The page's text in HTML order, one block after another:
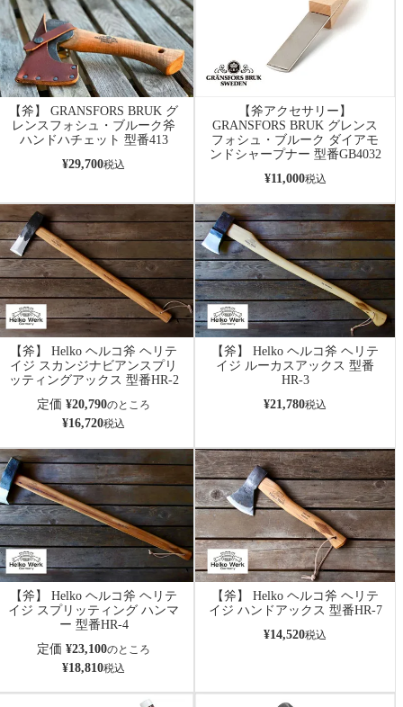
【斧】 GRANSFORS BRUK グ
レンスフォシュ・ブルーク斧
ハンドハチェット 型番413
¥29,700税込
【斧アクセサリー】
GRANSFORS BRUK グレンス
フォシュ・ブルーク ダイアモ
ンドシャープナー 型番GB4032
¥11,000税込
【斧】 Helko ヘルコ斧 ヘリテ
イジ スカンジナビアンスプリ
ッティングアックス 型番HR-2
定価 ¥20,790のところ
¥16,720税込
【斧】 Helko ヘルコ斧 ヘリテ
イジ ルーカスアックス 型番
HR-3
¥21,780税込
【斧】 Helko ヘルコ斧 ヘリテ
イジ スプリッティング ハンマ
ー 型番HR-4
定価 ¥23,100のところ
¥18,810税込
【斧】 Helko ヘルコ斧 ヘリテ
イジ ハンドアックス 型番HR-7
¥14,520税込